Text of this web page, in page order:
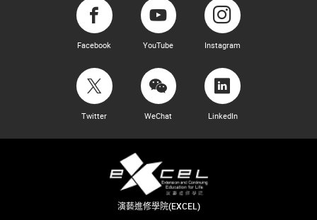
Facebook YouTube Instagram
Twitter WeChat LinkedIn
演藝進修學院(EXCEL)